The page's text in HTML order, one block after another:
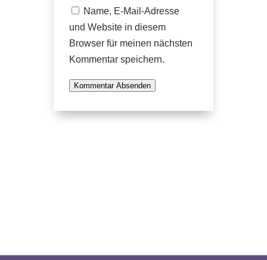
Name, E-Mail-Adresse
und Website in diesem
Browser für meinen nächsten
Kommentar speichern.
Kommentar Absenden